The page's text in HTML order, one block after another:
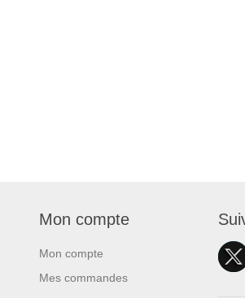
Mon compte
Mon compte
Mes commandes